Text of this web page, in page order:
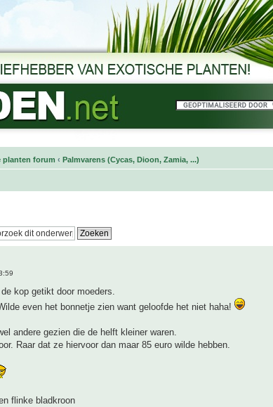
planten forum ‹ Palmvarens (Cycas, Dioon, Zamia, ...)
kop getikt door moeders.
even het bonnetje zien want geloofde het niet haha!
andere gezien die de helft kleiner waren.
Raar dat ze hiervoor dan maar 85 euro wilde hebben.
flinke bladkroon